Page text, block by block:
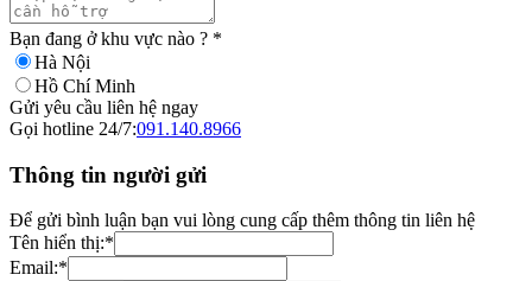
Bạn đang ở khu vực nào ? *
Hà Nội
Hồ Chí Minh
Gửi yêu cầu liên hệ ngay
Gọi hotline 24/7:091.140.8966
Thông tin người gửi
Để gửi bình luận bạn vui lòng cung cấp thêm thông tin liên hệ
Tên hiển thị:*
Email:*